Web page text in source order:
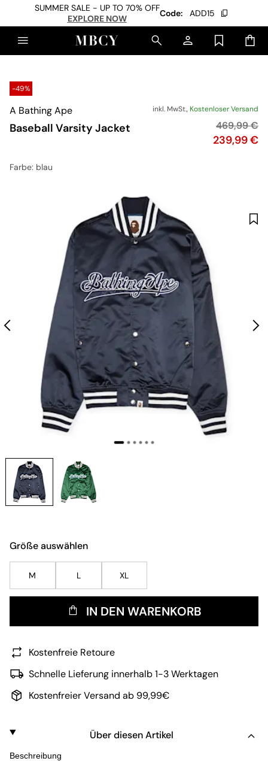
SUMMER SALE - UP TO 70% OFF
EXPLORE NOW
Code: ADD15
-49%
A Bathing Ape
Baseball Varsity Jacket
inkl. MwSt., Kostenloser Versand
Preis
239,99 €
469,99 €
Farbe: blau
Größe auswählen
M L XL
IN DEN WARENKORB
Kostenfreie Retoure
Schnelle Lieferung innerhalb 1-3 Werktagen
Kostenfreier Versand ab 99,99€
Über diesen Artikel
Beschreibung